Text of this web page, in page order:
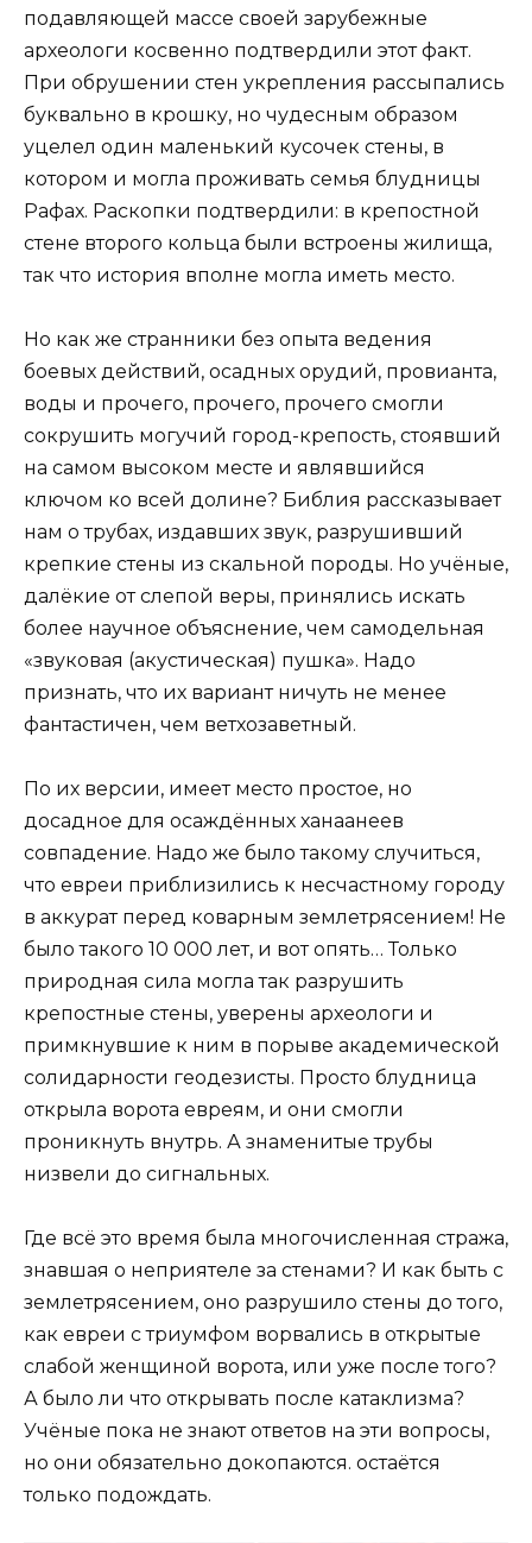
подавляющей массе своей зарубежные
археологи косвенно подтвердили этот факт.
При обрушении стен укрепления рассыпались
буквально в крошку, но чудесным образом
уцелел один маленький кусочек стены, в
котором и могла проживать семья блудницы
Рафах. Раскопки подтвердили: в крепостной
стене второго кольца были встроены жилища,
так что история вполне могла иметь место.
Но как же странники без опыта ведения
боевых действий, осадных орудий, провианта,
воды и прочего, прочего, прочего смогли
сокрушить могучий город-крепость, стоявший
на самом высоком месте и являвшийся
ключом ко всей долине? Библия рассказывает
нам о трубах, издавших звук, разрушивший
крепкие стены из скальной породы. Но учёные,
далёкие от слепой веры, принялись искать
более научное объяснение, чем самодельная
«звуковая (акустическая) пушка». Надо
признать, что их вариант ничуть не менее
фантастичен, чем ветхозаветный.
По их версии, имеет место простое, но
досадное для осаждённых ханаанеев
совпадение. Надо же было такому случиться,
что евреи приблизились к несчастному городу
в аккурат перед коварным землетрясением! Не
было такого 10 000 лет, и вот опять… Только
природная сила могла так разрушить
крепостные стены, уверены археологи и
примкнувшие к ним в порыве академической
солидарности геодезисты. Просто блудница
открыла ворота евреям, и они смогли
проникнуть внутрь. А знаменитые трубы
низвели до сигнальных.
Где всё это время была многочисленная стража,
знавшая о неприятеле за стенами? И как быть с
землетрясением, оно разрушило стены до того,
как евреи с триумфом ворвались в открытые
слабой женщиной ворота, или уже после того?
А было ли что открывать после катаклизма?
Учёные пока не знают ответов на эти вопросы,
но они обязательно докопаются. остаётся
только подождать.